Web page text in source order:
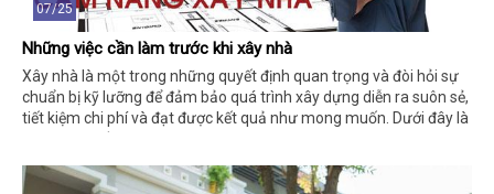
07/25
Những việc cần làm trước khi xây nhà
Xây nhà là một trong những quyết định quan trọng và đòi hỏi sự
chuẩn bị kỹ lưỡng để đảm bảo quá trình xây dựng diễn ra suôn sẻ,
tiết kiệm chi phí và đạt được kết quả như mong muốn. Dưới đây là